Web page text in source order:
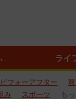
ライ
ビフォーアフター
み スポーツ も